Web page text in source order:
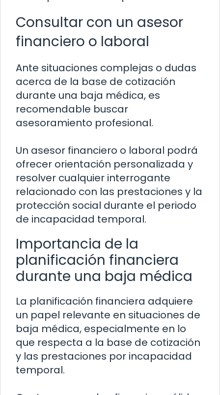
Consultar con un asesor
financiero o laboral
Ante situaciones complejas o dudas
acerca de la base de cotización
durante una baja médica, es
recomendable buscar
asesoramiento profesional.
Un asesor financiero o laboral podrá
ofrecer orientación personalizada y
resolver cualquier interrogante
relacionado con las prestaciones y la
protección social durante el periodo
de incapacidad temporal.
Importancia de la
planificación financiera
durante una baja médica
La planificación financiera adquiere
un papel relevante en situaciones de
baja médica, especialmente en lo
que respecta a la base de cotización
y las prestaciones por incapacidad
temporal.